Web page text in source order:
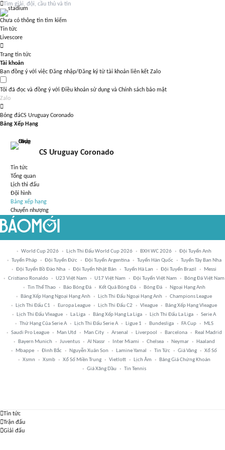
Chưa có thông tin tìm kiếm
Tin tức
Livescore
Trang tin tức
Tài khoản
Bạn đồng ý với việc Đăng nhập/Đăng ký từ tài khoản liên kết Zalo
Tôi đã đọc và đồng ý với Điều khoản sử dụng và Chính sách bảo mật
Zalo
Bóng đáCS Uruguay Coronado
Bảng Xếp Hạng
CS Uruguay Coronado
Tin tức
Tổng quan
Lịch thi đấu
Đội hình
Bảng xếp hạng
Chuyển nhượng
World Cup 2026 Lịch Thi Đấu World Cup 2026 BXH WC 2026
Đội Tuyển Anh
Tuyển Pháp
Đội Tuyển Đức Đội Tuyển Argentina Tuyển Hàn Quốc
Tuyển Tây Ban Nha
Đội Tuyển Bồ Đào Nha
Đội Tuyển Nhật Bản Tuyển Hà Lan Đội Tuyển Brazil
Messi
Cristiano Ronaldo
U23 Việt Nam U17 Việt Nam Đội Tuyển Việt Nam
Bóng Đá Việt Nam
Tin Thể Thao
Báo Bóng Đá Kết Quả Bóng Đá Bóng Đá
Ngoại Hạng Anh
Bảng Xếp Hạng Ngoại Hạng Anh
Lịch Thi Đấu Ngoại Hạng Anh
Champions League
Lịch Thi Đấu C1
Europa League Lịch Thi Đấu C2 Vleague
Bảng Xếp Hạng Vleague
Lịch Thi Đấu Vleague
La Liga Bảng Xếp Hạng La Liga Lịch Thi Đấu La Liga
Serie A
Thứ Hạng Của Serie A
Lịch Thi Đấu Serie A Ligue 1 Bundesliga FA Cup
MLS
Saudi Pro League
Man Utd Man City Arsenal Liverpool Barcelona
Real Madrid
Bayern Munich
Juventus Al Nassr Inter Miami Chelsea Neymar
Haaland
Mbappe
Đình Bắc Nguyễn Xuân Son Lamine Yamal Tin Tức Giá Vàng
Xổ Số
Xsmn
Xsmb Xổ Số Miền Trung Vietlott Lịch Âm
Bảng Giá Chứng Khoán
Giá Xăng Dầu
Tin Tennis
Tin tức
Trận đấu
Giải đấu